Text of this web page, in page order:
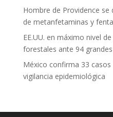
Hombre de Providence
de metanfetaminas y
EE.UU. en máximo nivel
forestales ante 94
México confirma 33
vigilancia epidemiológica